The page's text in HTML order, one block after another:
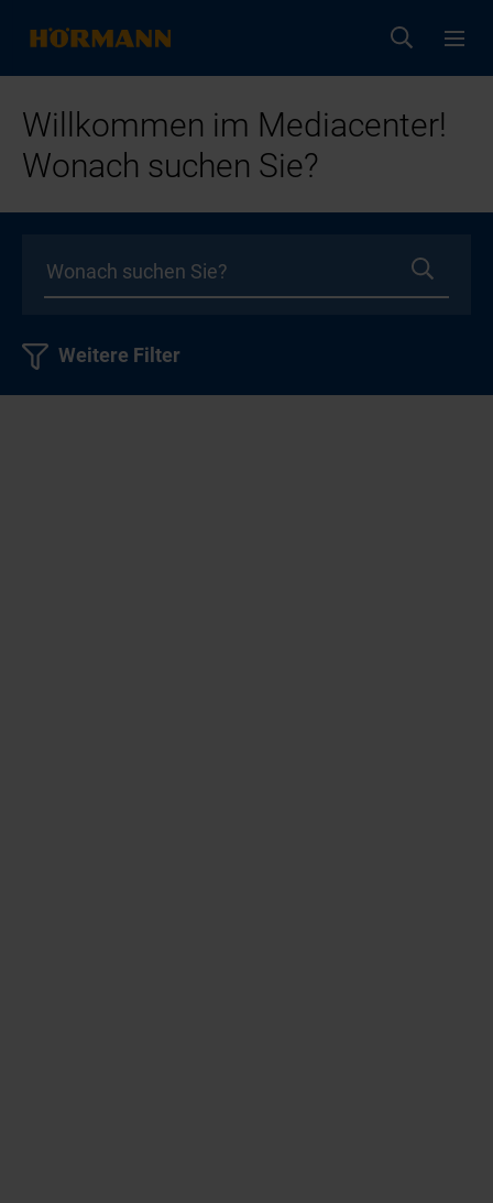
Willkommen im Mediacenter!
Wonach suchen Sie?
Weitere Filter